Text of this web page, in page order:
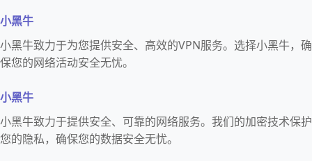
小黑牛
小黑牛致力于为您提供安全、高效的VPN服务。选择小黑牛，确
保您的网络活动安全无忧。
小黑牛
小黑牛致力于提供安全、可靠的网络服务。我们的加密技术保护
您的隐私，确保您的数据安全无忧。